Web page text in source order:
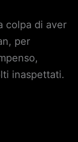
colpa di aver
per
inaspettati.